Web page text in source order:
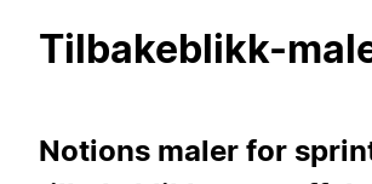
Tilbakeblikk-
Notions maler for